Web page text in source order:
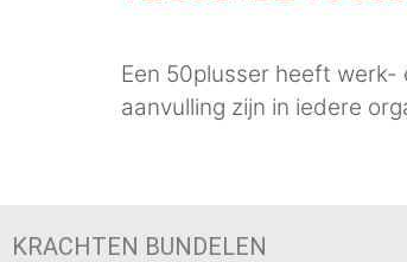
Een 50plusser heeft werk-
aanvulling zijn in iedere
KRACHTEN BUNDELEN